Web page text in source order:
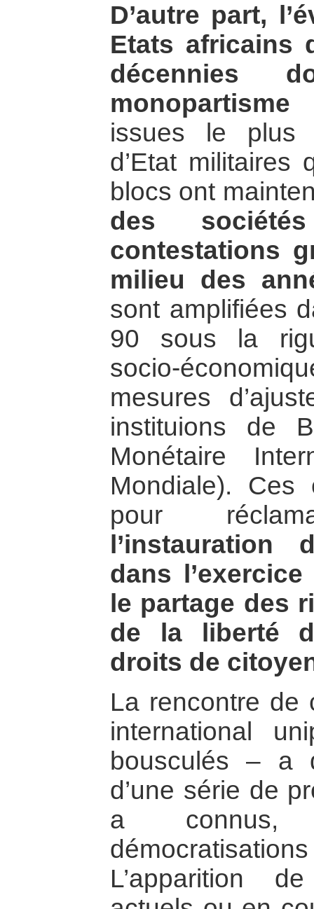
D’autre part,
Etats africains
décennies
issues le plus
d’Etat militaires
blocs ont
des
contestations
milieu des
sont amplifiées
90 sous la
socio-
mesures
instituions de
Monétaire
Mondiale). Ces
pour
l’instauration
dans
le partage des
de la liberté
droits de
La rencontre de
international
bousculés – a
d’une série de
a connus,
L’apparition